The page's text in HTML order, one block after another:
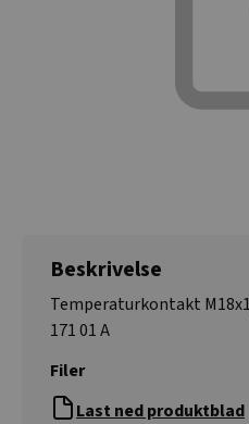
Beskrivelse
Temperaturkontakt
171 01 A
Filer
Last ned produktblad